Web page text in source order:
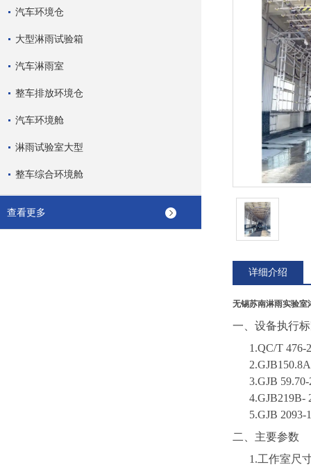
汽车环境仓
大型淋雨试验箱
汽车淋雨室
整车排放环境仓
汽车环境舱
淋雨试验室大型
整车综合环境舱
查看更多
详细介绍
无锡苏南淋雨实验室
一、 设备执行
1.QC/T
2.
3.GJB
4.
5.GJB
二、主要参数
1.工作室尺